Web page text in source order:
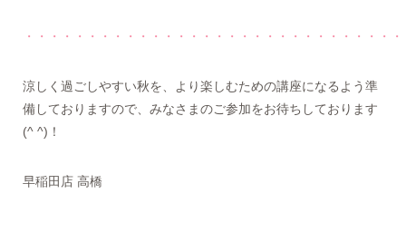
・・・・・・・・・・・・・・・・・・・・・・・・・・・・・
涼しく過ごしやすい秋を、より楽しむための講座になるよう準
備しておりますので、みなさまのご参加をお待ちしております
(^ ^)！
早稲田店 高橋